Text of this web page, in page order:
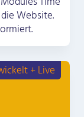
Website.
+ Live